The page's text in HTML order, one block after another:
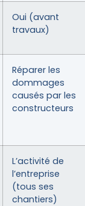
Oui (avant
travaux)
Réparer les
dommages
causés par les
constructeurs
L’activité de
l’entreprise
(tous ses
chantiers)